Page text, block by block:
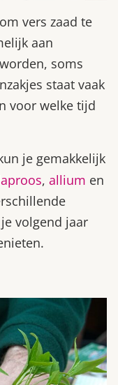
vers zaad te
aan
soms
staat vaak
voor welke tijd
je gemakkelijk
, allium en
volgend jaar